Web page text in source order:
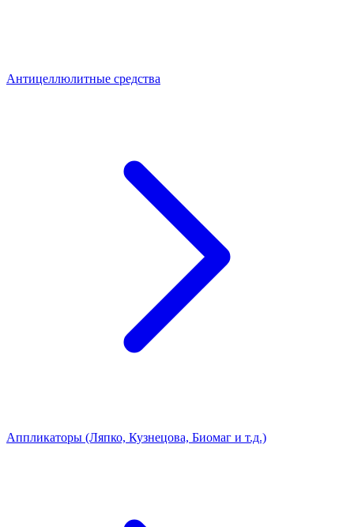
Антицеллюлитные средства
Аппликаторы (Ляпко, Кузнецова, Биомаг и т.д.)